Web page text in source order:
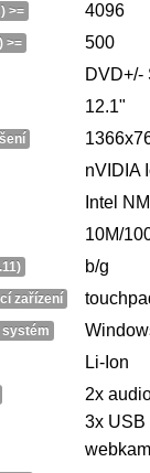
>= 4096
>= 500
DVD+/-
12.1"
nVIDIA
Intel
10M/
b/g
zařízení
systém
Li-Ion
2x
3x USB